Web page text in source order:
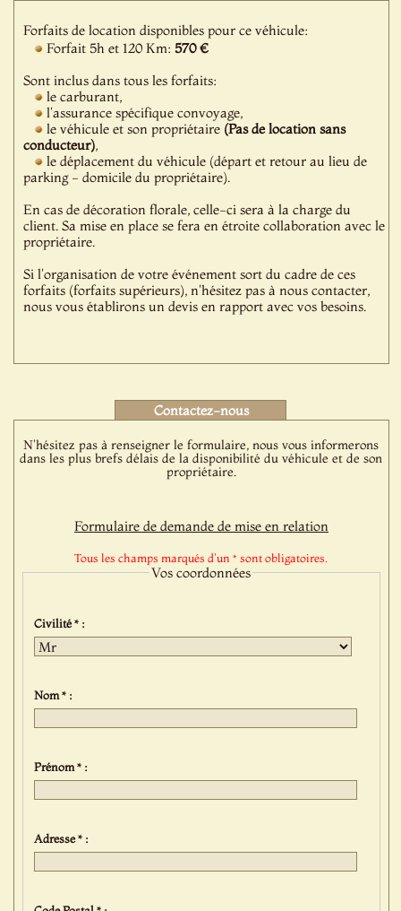
Forfaits de location disponibles pour ce véhicule:
Forfait 5h et 120 Km:570 €
Sont inclus dans tous les forfaits:
le carburant,
l'assurance spécifique convoyage,
le véhicule et son propriétaire (Pas de location sans
conducteur),
le déplacement du véhicule (départ et retour au lieu de
parking - domicile du propriétaire).
En cas de décoration florale, celle-ci sera à la charge du
client. Sa mise en place se fera en étroite collaboration avec le
propriétaire.
Si l'organisation de votre événement sort du cadre de ces
forfaits (forfaits supérieurs), n'hésitez pas à nous contacter,
nous vous établirons un devis en rapport avec vos besoins.
Contactez-nous
N'hésitez pas à renseigner le formulaire, nous vous informerons
dans les plus brefs délais de la disponibilité du véhicule et de son
propriétaire.
Formulaire de demande de mise en relation
Tous les champs marqués d'un * sont obligatoires.
Vos coordonnées
Civilité * :
Nom * :
Prénom * :
Adresse * :